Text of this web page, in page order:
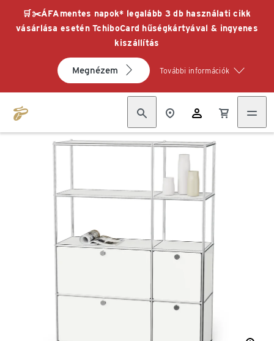
🛒✂️ÁFAmentes napok* legalább 3 db használati cikk
vásárlása esetén TchiboCard hűségkártyával & ingyenes
kiszállítás
Megnézem További információk